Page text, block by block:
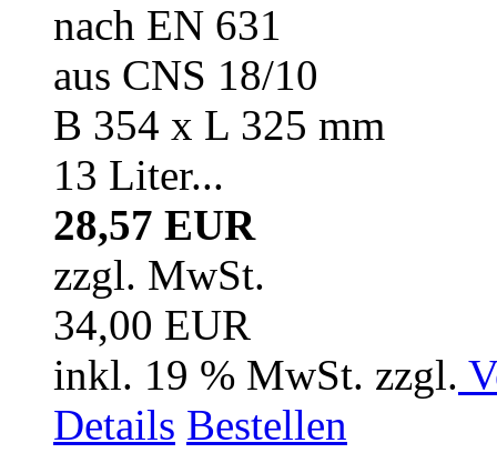
nach EN 631
aus CNS 18/10
B 354 x L 325 mm
13 Liter...
28,57 EUR
zzgl. MwSt.
34,00 EUR
inkl. 19 % MwSt. zzgl.
Details Bestellen